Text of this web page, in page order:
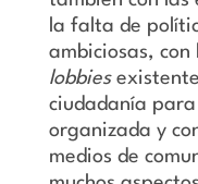
la falta de
ambiciosas, con
lobbies
ciudadanía
organizada y
medios de